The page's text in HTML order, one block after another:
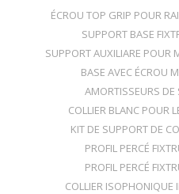
ÉCROU TOP GRIP POUR
SUPPORT BASE
SUPPORT AUXILIARE POUR
BASE AVEC ÉCROU
AMORTISSEURS DE
COLLIER BLANC POUR
KIT DE SUPPORT DE
PROFIL PERCÉ
PROFIL PERCÉ
COLLIER